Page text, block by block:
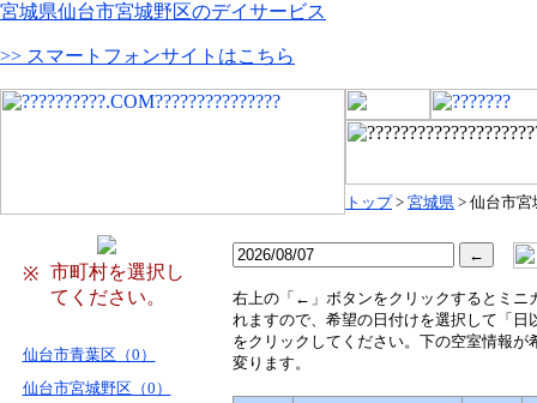
宮城県仙台市宮城野区のデイサービス
>> スマートフォンサイトはこちら
トップ> 宮城県 > 仙台市宮
※
市町村を選択し
てください。
仙台市青葉区（0）
仙台市宮城野区（0）
右上の「←」ボタンをクリックするとミニ
れますので、希望の日付けを選択して「日
をクリックしてください。下の空室情報が
変ります。